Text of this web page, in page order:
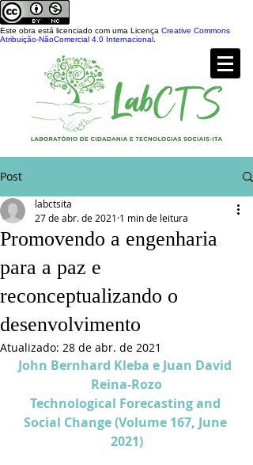
Este obra está licenciado com uma Licença Creative Commons
Atribuição-NãoComercial 4.0 Internacional
Post
Promovendo a engenharia
para a paz e
reconceptualizando o
desenvolvimento
labctsita
27 de abr. de 2021 1 min de leitura
Atualizado: 28 de abr. de 2021
John Bernhard Kleba e Juan David
Reina-Rozo
Technological Forecasting and
Social Change (Volume 167, June
2021)